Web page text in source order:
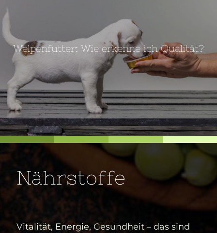
Welpenfutter: Wie erkenne ich Qualität?
Nährstoffe
Vitalität, Energie, Gesundheit – das sind